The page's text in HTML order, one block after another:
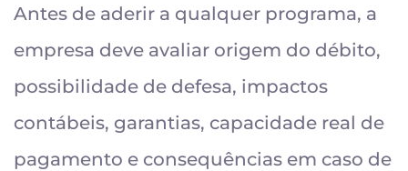
Antes de aderir a qualquer programa, a
empresa deve avaliar origem do débito,
possibilidade de defesa, impactos
contábeis, garantias, capacidade real de
pagamento e consequências em caso de